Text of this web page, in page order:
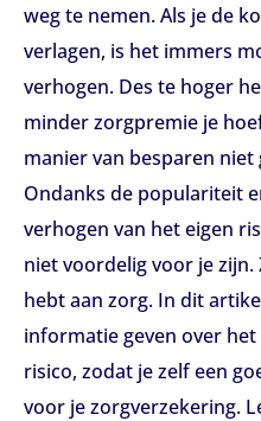
weg te nemen. Als je de
verlagen, is het immers
verhogen. Des te hoger
minder zorgpremie je
manier van besparen niet
Ondanks de populariteit
verhogen van het eigen
niet voordelig voor je
hebt aan zorg. In dit
informatie geven over
risico, zodat je zelf een
voor je zorgverzekering.